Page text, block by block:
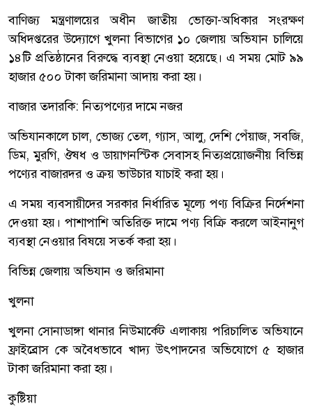
বাণিজ্য মন্ত্রণালয়ের অধীন জাতীয় ভোক্তা-অধিকার সংরক্ষণ
অধিদপ্তরের উদ্যোগে খুলনা বিভাগের ১০ জেলায় অভিযান চালিয়ে
১৪টি প্রতিষ্ঠানের বিরুদ্ধে ব্যবস্থা নেওয়া হয়েছে। এ সময় মোট ৯৯
হাজার ৫০০ টাকা জরিমানা আদায় করা হয়।
বাজার তদারকি: নিত্যপণ্যের দামে নজর
অভিযানকালে চাল, ভোজ্য তেল, গ্যাস, আলু, দেশি পেঁয়াজ, সবজি,
ডিম, মুরগি, ঔষধ ও ডায়াগনস্টিক সেবাসহ নিত্যপ্রয়োজনীয় বিভিন্ন
পণ্যের বাজারদর ও ক্রয় ভাউচার যাচাই করা হয়।
এ সময় ব্যবসায়ীদের সরকার নির্ধারিত মূল্যে পণ্য বিক্রির নির্দেশনা
দেওয়া হয়। পাশাপাশি অতিরিক্ত দামে পণ্য বিক্রি করলে আইনানুগ
ব্যবস্থা নেওয়ার বিষয়ে সতর্ক করা হয়।
বিভিন্ন জেলায় অভিযান ও জরিমানা
খুলনা
খুলনা সোনাডাঙ্গা থানার নিউমার্কেট এলাকায় পরিচালিত অভিযানে
ফ্রাইব্রোস কে অবৈধভাবে খাদ্য উৎপাদনের অভিযোগে ৫ হাজার
টাকা জরিমানা করা হয়।
কুষ্টিয়া